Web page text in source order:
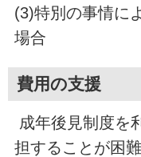
(3)特別の事情に
場合
費用の支援
成年後見制度を
担することが困